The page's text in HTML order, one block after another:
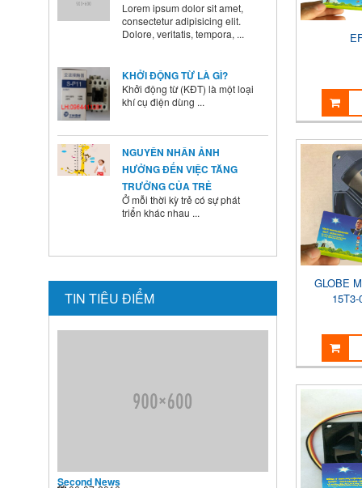
KHỞI ĐỘNG TỪ LÀ GÌ?
TRƯỞNG CỦA TRẺ
Ở mỗi thời kỳ trẻ có sự phát
triển khác nhau ...
BÍ QUYẾT SỬ DỤNG MEN VI
BÉ ĐÚNG CÁCH NHANH VÀ
consectetur adipisicing elit.
TIN TIÊU ĐIỂM
Second News
GLOBE